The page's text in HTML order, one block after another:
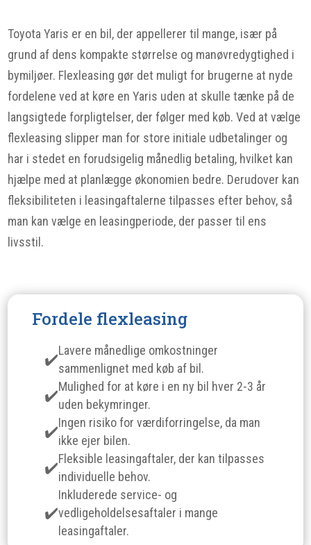
Toyota Yaris er en bil, der appellerer til mange, især på
grund af dens kompakte størrelse og manøvredygtighed i
bymiljøer. Flexleasing gør det muligt for brugerne at nyde
fordelene ved at køre en Yaris uden at skulle tænke på de
langsigtede forpligtelser, der følger med køb. Ved at vælge
flexleasing slipper man for store initiale udbetalinger og
har i stedet en forudsigelig månedlig betaling, hvilket kan
hjælpe med at planlægge økonomien bedre. Derudover kan
fleksibiliteten i leasingaftalerne tilpasses efter behov, så
man kan vælge en leasingperiode, der passer til ens
livsstil.
Fordele flexleasing
Lavere månedlige omkostninger
sammenlignet med køb af bil.
Mulighed for at køre i en ny bil hver 2-3 år
uden bekymringer.
Ingen risiko for værdiforringelse, da man
ikke ejer bilen.
Fleksible leasingaftaler, der kan tilpasses
individuelle behov.
Inkluderede service- og
vedligeholdelsesaftaler i mange
leasingaftaler.